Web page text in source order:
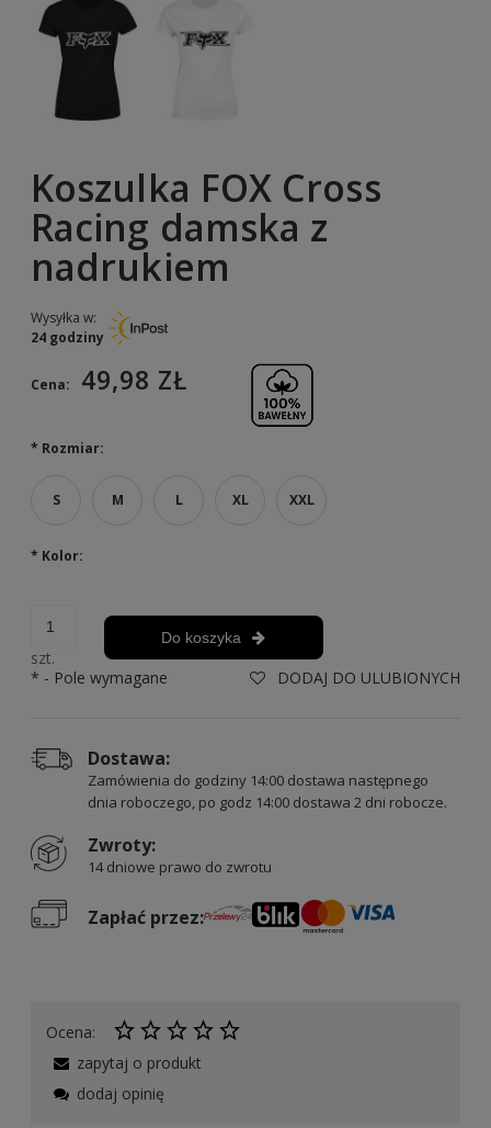
Koszulka FOX Cross
Racing damska z
nadrukiem
Wysyłka w:
24 godziny
Cena: 49,98 ZŁ
* Rozmiar:
S M L XL XXL
* Kolor:
szt.
Do koszyka
DODAJ DO ULUBIONYCH
* - Pole wymagane
Dostawa:
Zamówienia do godziny 14:00 dostawa następnego
dnia roboczego, po godz 14:00 dostawa 2 dni robocze.
Zwroty:
14 dniowe prawo do zwrotu
Zapłać przez:
Ocena:
zapytaj o produkt
dodaj opinię